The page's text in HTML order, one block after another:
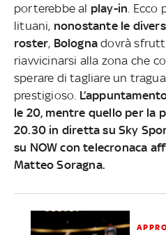
porterebbe al play-in .
lituani, nonostante le
roster, Bologna dovrà
riavvicinarsi alla zona che
sperare di tagliare un
prestigioso.
le 20, mentre quello per la
20.30 in diretta su Sky
su NOW con telecronaca
Matteo Soragna.